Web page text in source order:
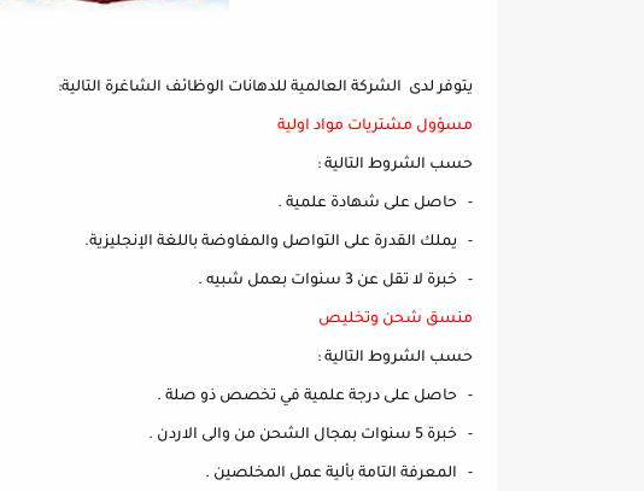
يتوفر لدى الشركة العالمية للدهانات الوظائف الشاغرة التالية:
مسؤول مشتريات مواد اولية
حسب الشروط التالية :
- حاصل على شهادة علمية .
- يملك القدرة على التواصل والمفاوضة باللغة الإنجليزية.
- خبرة لا تقل عن 3 سنوات بعمل شبيه .
منسق شحن وتخليص
حسب الشروط التالية :
- حاصل على درجة علمية في تخصص ذو صلة .
- خبرة 5 سنوات بمجال الشحن من والى الاردن .
- المعرفة التامة بألية عمل المخلصين .